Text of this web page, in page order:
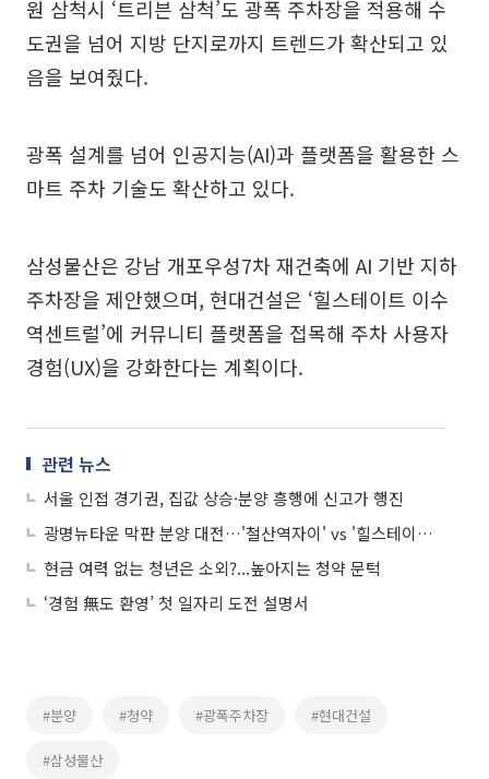
원 삼척시 ‘트리븐 삼척’도 광폭 주차장을 적용해 수
도권을 넘어 지방 단지로까지 트렌드가 확산되고 있
음을 보여줬다.
광폭 설계를 넘어 인공지능(AI)과 플랫폼을 활용한 스
마트 주차 기술도 확산하고 있다.
삼성물산은 강남 개포우성7차 재건축에 AI 기반 지하
주차장을 제안했으며, 현대건설은 ‘힐스테이트 이수
역센트럴’에 커뮤니티 플랫폼을 접목해 주차 사용자
경험(UX)을 강화한다는 계획이다.
관련 뉴스
서울 인접 경기권, 집값 상승·분양 흥행에 신고가 행진
광명뉴타운 막판 분양 대전…'철산역자이' vs '힐스테이트 광명11' 격돌
현금 여력 없는 청년은 소외?...높아지는 청약 문턱
‘경험 無도 환영’ 첫 일자리 도전 설명서
#분양 #청약 #광폭주차장 #현대건설
#삼성물산